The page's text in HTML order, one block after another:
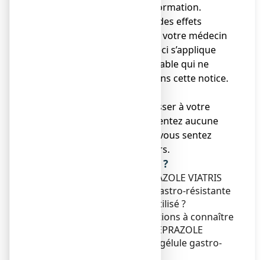
pour tout conseil ou information.
● Si vous ressentez l’un des effets
indésirables, parlez-en à votre médecin
ou votre pharmacien. Ceci s’applique
aussi à tout effet indésirable qui ne
serait pas mentionné dans cette notice.
● Vous devez vous adresser à votre
médecin si vous ne ressentez aucune
amélioration ou si vous vous sentez
moins bien après 14 jours.
Que contient cette notice ?
1. Qu'est-ce que ESOMEPRAZOLE VIATRIS
CONSEIL 20 mg, gélule gastro-résistante
et dans quels cas est-il utilisé ?
2. Quelles sont les informations à connaître
avant de prendre ESOMEPRAZOLE
VIATRIS CONSEIL 20 mg, gélule gastro-